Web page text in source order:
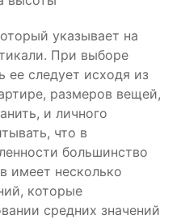
указывает на
При выборе
ее следует исходя из
размеров вещей,
и личного
что в
большинство
имеет несколько
которые
средних значений